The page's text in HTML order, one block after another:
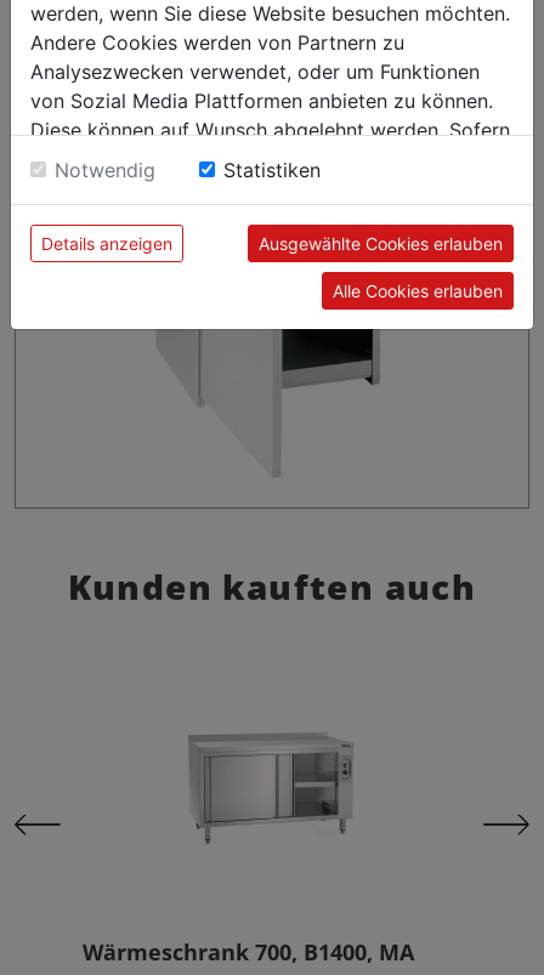
Kunden kauften auch
Wärmeschrank 700, B1400, MA
werden, wenn Sie diese Website besuchen möchten.
Andere Cookies werden von Partnern zu
Analysezwecken verwendet, oder um Funktionen
von Sozial Media Plattformen anbieten zu können.
Diese können auf Wunsch abgelehnt werden. Sofern
sie unsere Webseite weiter nutzen, geben Sie
Einwilligung zu unseren Cookies.
Notwendig Statistiken
Details anzeigen Ausgewählte Cookies erlauben
Alle Cookies erlauben